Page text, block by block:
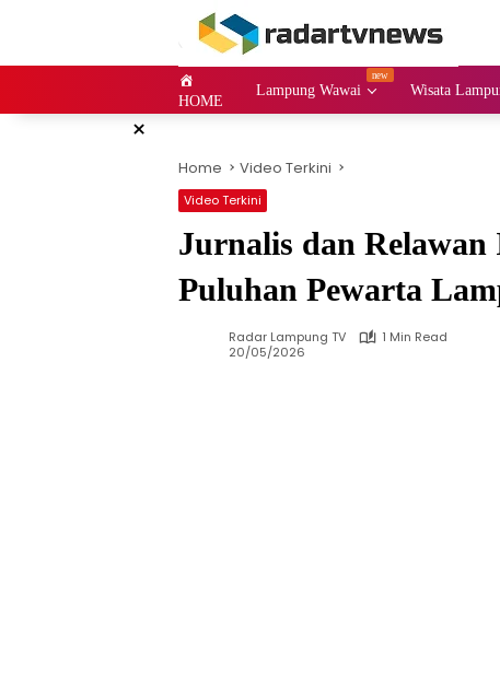
HOME
Lampung Wawai Wisata
×
Home Video Terkini
Video Terkini
Jurnalis dan
Puluhan Pewarta
Radar Lampung TV
1 Min Read
20/05/2026